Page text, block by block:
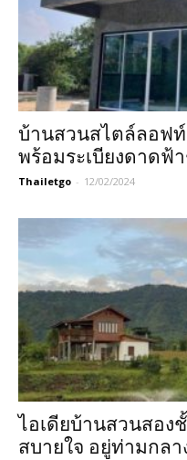
บ้านสวนสไตล์ลอฟ
พร้อมระเบียงดาดฟ้
Thailetgo - 12/02/2024
ไอเดียบ้านสวนสอง
สบายใจ อยู่ท่ามกล